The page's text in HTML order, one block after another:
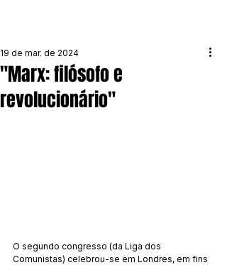
"Marx: filósofo e
revolucionário"
19 de mar. de 2024
O segundo congresso (da Liga dos
Comunistas) celebrou-se em Londres, em fins